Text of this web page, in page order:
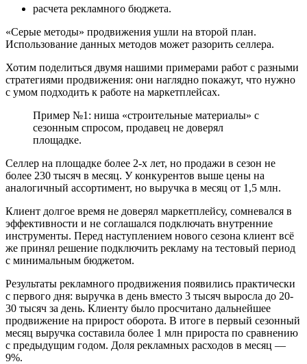
расчета рекламного бюджета.
«Серые методы» продвижения ушли на второй план.
Использование данных методов может разорить селлера.
Хотим поделиться двумя нашими примерами работ с разными
стратегиями продвижения: они наглядно покажут, что нужно
с умом подходить к работе на маркетплейсах.
Пример №1: ниша «строительные материалы» с
сезонным спросом, продавец не доверял
площадке.
Селлер на площадке более 2-х лет, но продажи в сезон не
более 230 тысяч в месяц. У конкурентов выше цены на
аналогичный ассортимент, но выручка в месяц от 1,5 млн.
Клиент долгое время не доверял маркетплейсу, сомневался в
эффективности и не соглашался подключать внутренние
инструменты. Перед наступлением нового сезона клиент всё
же принял решение подключить рекламу на тестовый период
с минимальным бюджетом.
Результаты рекламного продвижения появились практически
с первого дня: выручка в день вместо 3 тысяч выросла до 20-
30 тысяч за день. Клиенту было просчитано дальнейшее
продвижение на прирост оборота. В итоге в первый сезонный
месяц выручка составила более 1 млн прироста по сравнению
с предыдущим годом. Доля рекламных расходов в месяц —
9%.